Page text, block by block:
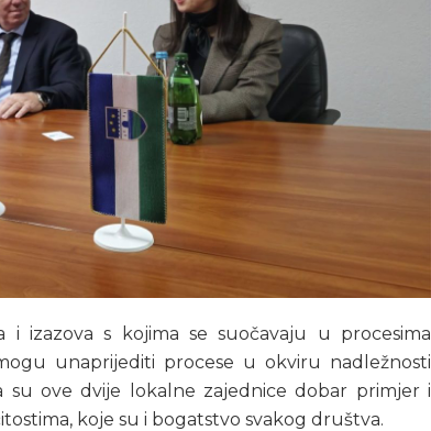
izazova s kojima se suočavaju u procesima
unaprijediti procese u okviru nadležnosti
ove dvije lokalne zajednice dobar primjer i
koje su i bogatstvo svakog društva.